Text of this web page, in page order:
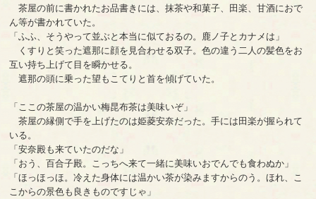
茶屋の前に書かれたお品書きには、抹茶や和菓子、田楽、甘酒におで
ん等が書かれていた。
「ふふ、そうやって並ぶと本当に似ておるの。鹿ノ子とカナメは」
くすりと笑った遮那に顔を見合わせる双子。色の違う二人の髪色をお
互い持ち上げて目を瞬かせる。
遮那の頭に乗った望もこてりと首を傾げていた。
「ここの茶屋の温かい梅昆布茶は美味いぞ」
茶屋の縁側で手を上げたのは姫菱安奈だった。手には田楽が握られて
いる。
「安奈殿も来ていたのだな」
「おう、百合子殿。こっちへ来て一緒に美味いおでんでも食わぬか」
「ほっほっほ。冷えた身体には温かい茶が染みますからのう。ほれ、こ
こからの景色も良きものですじゃ」